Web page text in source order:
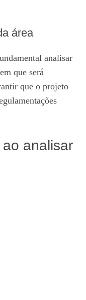
área
analisar
que será
que o projeto
analisar